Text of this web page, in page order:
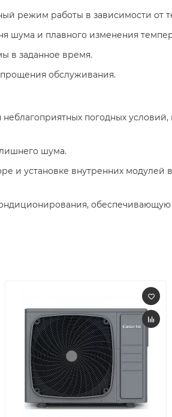
режим работы в зависимости от
шума и плавного изменения
в заданное время.
обслуживания.
погодных
шума.
и установке внутренних модулей